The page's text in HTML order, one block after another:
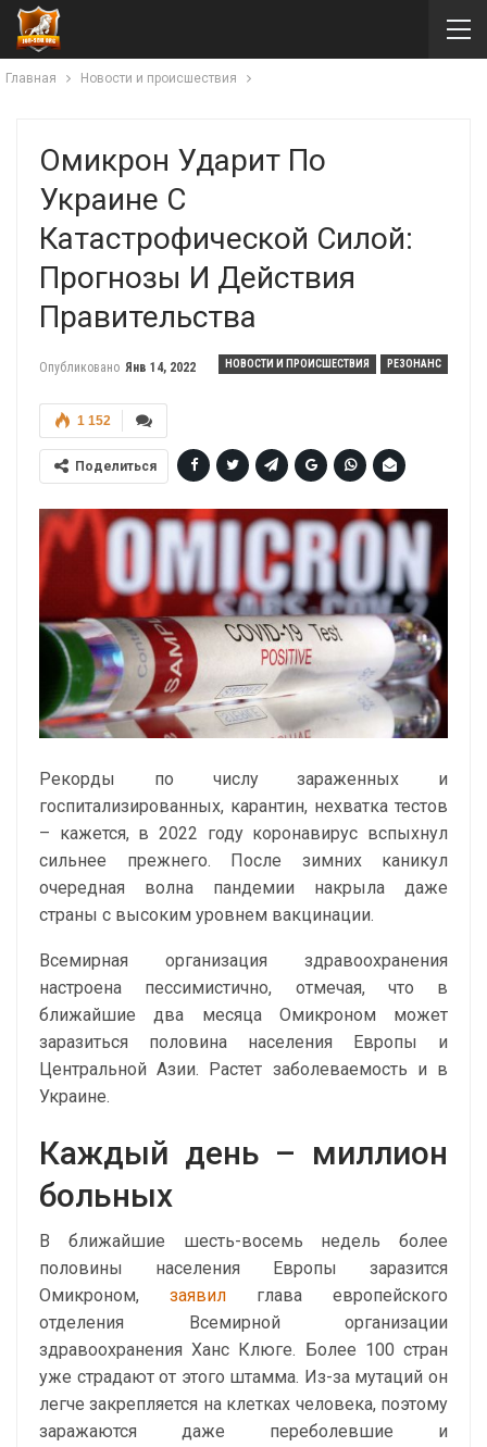
Главная Новости и происшествия
Омикрон Ударит По
Украине С
Катастрофической Силой:
Прогнозы И Действия
Правительства
НОВОСТИ И ПРОИСШЕСТВИЯ РЕЗОНАНС
Опубликовано Янв 14, 2022
1 152
Поделиться
Рекорды по числу зараженных и
госпитализированных, карантин, нехватка тестов
– кажется, в 2022 году коронавирус вспыхнул
сильнее прежнего. После зимних каникул
очередная волна пандемии накрыла даже
страны с высоким уровнем вакцинации.
Всемирная организация здравоохранения
настроена пессимистично, отмечая, что в
ближайшие два месяца Омикроном может
заразиться половина населения Европы и
Центральной Азии. Растет заболеваемость и в
Украине.
Каждый день – миллион
больных
В ближайшие шесть-восемь недель более
половины населения Европы заразится
Омикроном, заявил глава европейского
отделения Всемирной организации
здравоохранения Ханс Клюге. Более 100 стран
уже страдают от этого штамма. Из-за мутаций он
легче закрепляется на клетках человека, поэтому
заражаются даже переболевшие и